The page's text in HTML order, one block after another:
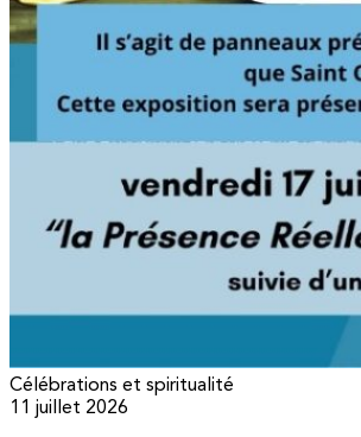
Célébrations et spiritualité
11 juillet 2026